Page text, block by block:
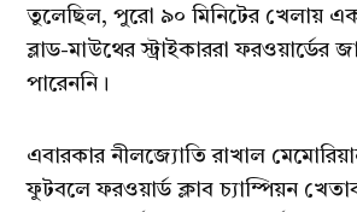
তুলেছিল, পুরো ৯০ মিনিটের খেলায়
ব্লাড-মাউথের স্ট্রাইকাররা ফরওয়ার্ডের
পারেননি।
এবারকার নীলজ্যোতি রাখাল
ফুটবলে ফরওয়ার্ড ক্লাব চ্যাম্পিয়ন